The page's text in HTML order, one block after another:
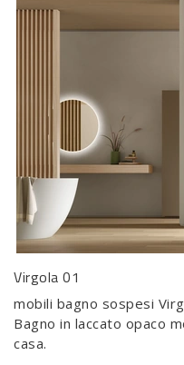
Virgola 01
mobili bagno sospesi
Bagno in laccato opaco
casa.